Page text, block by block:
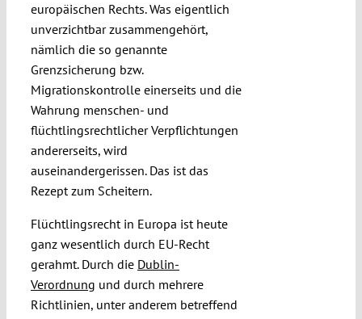
europäischen Rechts. Was eigentlich
unverzichtbar zusammengehört,
nämlich die so genannte
Grenzsicherung bzw.
Migrationskontrolle einerseits und die
Wahrung menschen- und
flüchtlingsrechtlicher Verpflichtungen
andererseits, wird
auseinandergerissen. Das ist das
Rezept zum Scheitern.
Flüchtlingsrecht in Europa ist heute
ganz wesentlich durch EU-Recht
gerahmt. Durch die Dublin-
Verordnung und durch mehrere
Richtlinien, unter anderem betreffend